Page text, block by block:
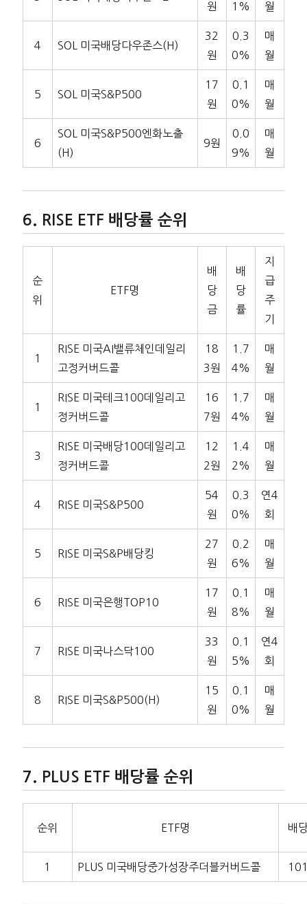
원
1% 월
4 SOL 미국배당다우존스(H)
32
원
0.3
0%
매
월
5 SOL 미국S&P500
17
원
0.1
0%
매
월
6
SOL 미국S&P500엔화노출
(H)
9원
0.0
9%
매
월
RISE ETF 배당률 순위
순
위
ETF명
배
당
금
배
당
률
지
급
주
기
1
RISE 미국AI밸류체인데일리
고정커버드콜
18
3원
1.7
4%
매
월
1
RISE 미국테크100데일리고
정커버드콜
16
7원
1.7
4%
매
월
3
RISE 미국배당100데일리고
정커버드콜
12
2원
1.4
2%
매
월
4 RISE 미국S&P500
54
원
0.3
0%
연4
회
5 RISE 미국S&P배당킹
27
원
0.2
6%
매
월
6 RISE 미국은행TOP10
17
원
0.1
8%
매
월
7 RISE 미국나스닥100
33
원
0.1
5%
연4
회
8 RISE 미국S&P500(H)
15
원
0.1
0%
매
월
PLUS ETF 배당률 순위
순위 ETF명 배
1 PLUS 미국배당중가성장주더블커버드콜